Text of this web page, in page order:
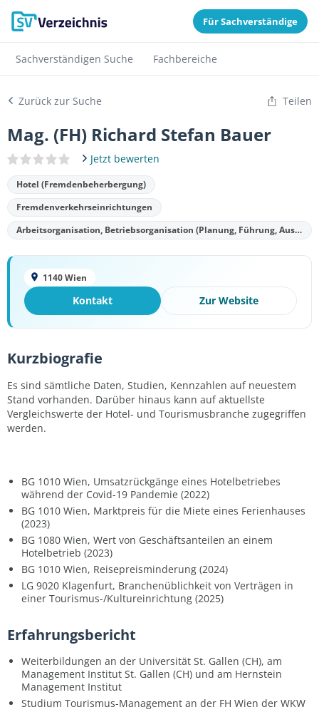
Für Sachverständige
Sachverständigen Suche Fachbereiche
Zurück zur Suche Teilen
Mag. (FH) Richard Stefan Bauer
Jetzt bewerten
Hotel (Fremdenbeherbergung)
Fremdenverkehrseinrichtungen
Arbeitsorganisation, Betriebsorganisation (Planung, Führung, Ausbildung von Führungskräften)
1140 Wien
Kontakt Zur Website
Kurzbiografie
Es sind sämtliche Daten, Studien, Kennzahlen auf neuestem
Stand vorhanden. Darüber hinaus kann auf aktuellste
Vergleichswerte der Hotel- und Tourismusbranche zugegriffen
werden.
BG 1010 Wien, Umsatzrückgänge eines Hotelbetriebes
während der Covid-19 Pandemie (2022)
BG 1010 Wien, Marktpreis für die Miete eines Ferienhauses
(2023)
BG 1080 Wien, Wert von Geschäftsanteilen an einem
Hotelbetrieb (2023)
BG 1010 Wien, Reisepreisminderung (2024)
LG 9020 Klagenfurt, Branchenüblichkeit von Verträgen in
einer Tourismus-/Kultureinrichtung (2025)
Erfahrungsbericht
Weiterbildungen an der Universität St. Gallen (CH), am
Management Institut St. Gallen (CH) und am Hernstein
Management Institut
Studium Tourismus-Management an der FH Wien der WKW